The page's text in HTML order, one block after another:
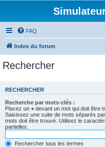
FAQ
Index du forum
Rechercher
RECHERCHER
Recherche par mots-clés :
Placez un + devant un mot qui doit être
Saisissez une suite de mots séparés
mots doit être trouvé. Utilisez le
partielles.
Rechercher tous les termes